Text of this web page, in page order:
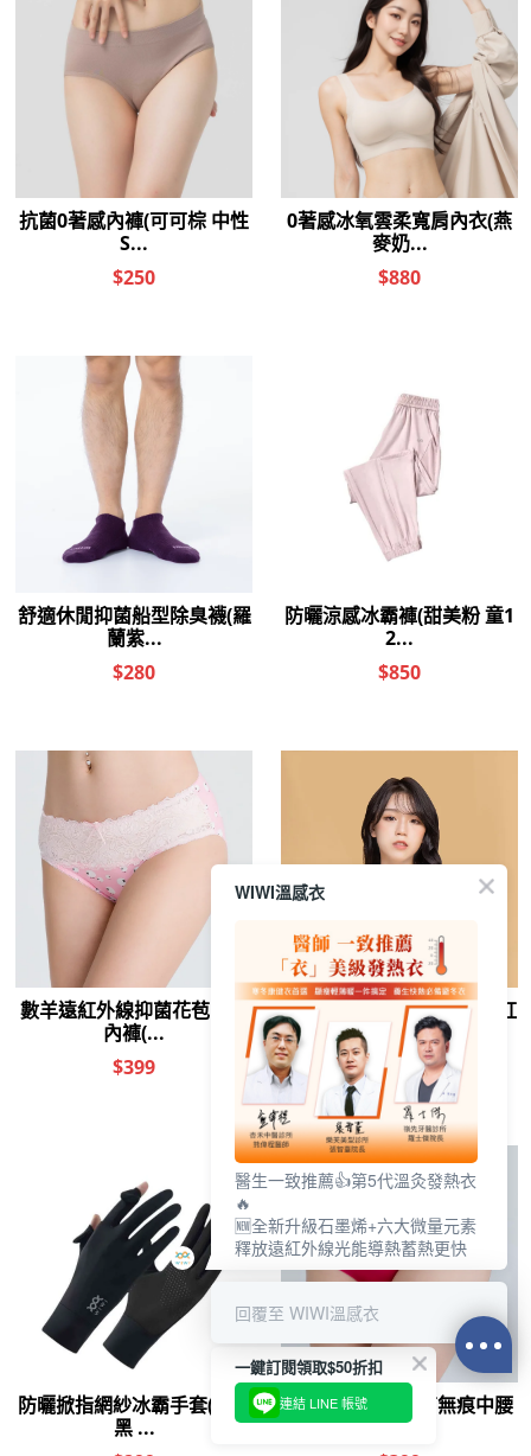
一鍵訂閱領取$50折扣
連結 LINE 帳號
WIWI溫感衣
醫生一致推薦👍第5代溫灸發熱衣
🔥
🆕全新升級石墨烯+六大微量元素
釋放遠紅外線光能導熱蓄熱更快
回覆至 WIWI溫感衣